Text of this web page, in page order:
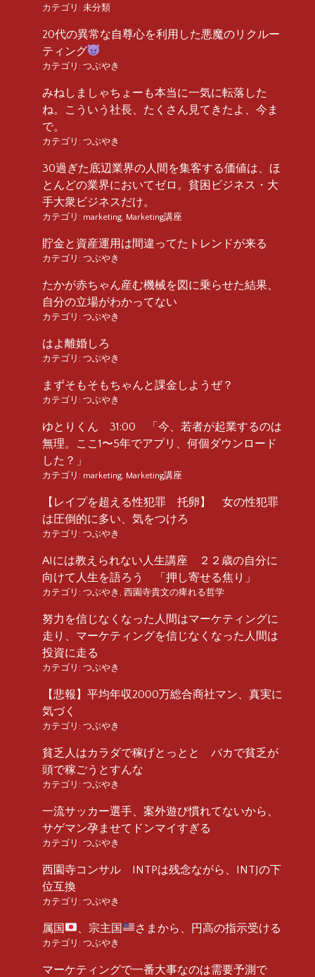
カテゴリ: 未分類
20代の異常な自尊心を利用した悪魔のリクルー
ティング
カテゴリ: つぶやき
みねしましゃちょーも本当に一気に転落した
ね。こういう社長、たくさん見てきたよ、今ま
で。
カテゴリ: つぶやき
30過ぎた底辺業界の人間を集客する価値は、ほ
とんどの業界においてゼロ。貧困ビジネス・大
手大衆ビジネスだけ。
カテゴリ: marketing Marketing講座
貯金と資産運用は間違ってたトレンドが来る
カテゴリ: つぶやき
たかが赤ちゃん産む機械を図に乗らせた結果、
自分の立場がわかってない
カテゴリ: つぶやき
はよ離婚しろ
カテゴリ: つぶやき
まずそもそもちゃんと課金しようぜ？
カテゴリ: つぶやき
ゆとりくん 31:00 「今、若者が起業するのは
無理。ここ1〜5年でアプリ、何個ダウンロード
した？」
カテゴリ: marketing Marketing講座
【レイプを超える性犯罪 托卵】 女の性犯罪
は圧倒的に多い、気をつけろ
カテゴリ: つぶやき
AIには教えられない人生講座 ２２歳の自分に
向けて人生を語ろう 「押し寄せる焦り」
カテゴリ: つぶやき 西園寺貴文の痺れる哲学
努力を信じなくなった人間はマーケティングに
走り、マーケティングを信じなくなった人間は
投資に走る
カテゴリ: つぶやき
【悲報】平均年収2000万総合商社マン、真実に
気づく
カテゴリ: つぶやき
貧乏人はカラダで稼げとっとと バカで貧乏が
頭で稼ごうとすんな
カテゴリ: つぶやき
一流サッカー選手、案外遊び慣れてないから、
サゲマン孕ませてドンマイすぎる
カテゴリ: つぶやき
西園寺コンサル INTPは残念ながら、INTJの下
位互換
カテゴリ: つぶやき
属国 、宗主国 さまから、円高の指示受ける
カテゴリ: つぶやき
マーケティングで一番大事なのは需要予測で